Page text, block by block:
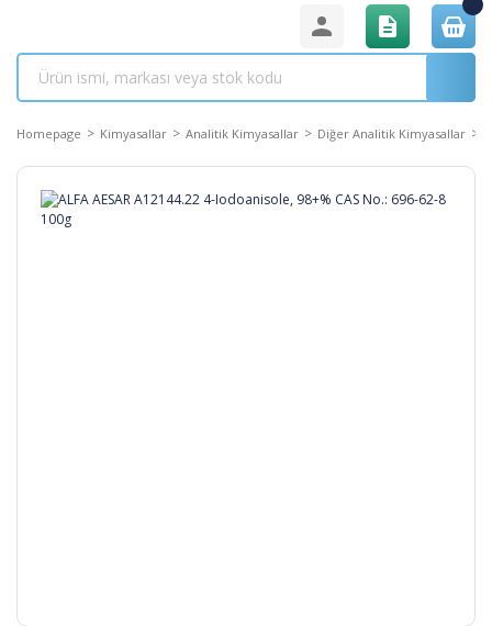
Homepage Kimyasallar Analitik Kimyasallar Diğer Analitik Kimyasallar